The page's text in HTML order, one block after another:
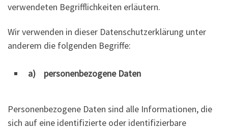
verwendeten Begrifflichkeiten erläutern.
Wir verwenden in dieser Datenschutzerklärung unter
anderem die folgenden Begriffe:
a) personenbezogene Daten
Personenbezogene Daten sind alle Informationen, die
sich auf eine identifizierte oder identifizierbare